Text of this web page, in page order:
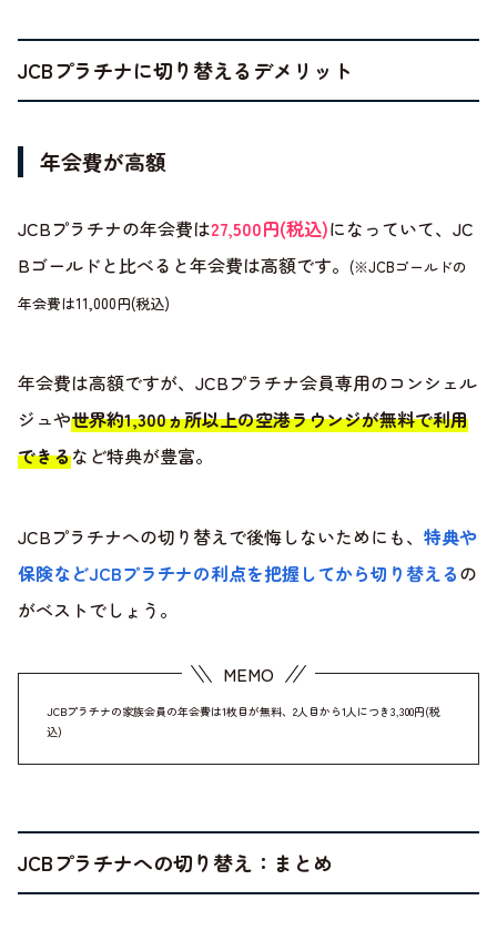
JCBプラチナに切り替えるデメリット
年会費が高額
JCBプラチナの年会費は27,500円(税込)になっていて、JC
Bゴールドと比べると年会費は高額です。 (※JCBゴールドの
年会費は11,000円(税込)
年会費は高額ですが、JCBプラチナ会員専用のコンシェル
ジュや世界約1,300ヵ所以上の空港ラウンジが無料で利用
できるなど特典が豊富。
JCBプラチナへの切り替えで後悔しないためにも、 特典や
保険などJCBプラチナの利点を把握してから切り替えるの
がベストでしょう。
JCBプラチナの家族会員の年会費は1枚目が無料、2人目から1人につき3,300円(税
込)
JCBプラチナへの切り替え：まとめ